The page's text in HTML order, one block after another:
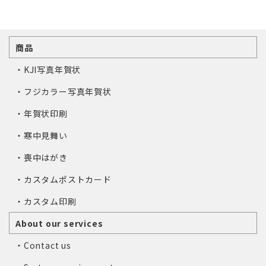
商品
・KJI写真年賀状
・フジカラー写真年賀状
・年賀状印刷
・寒中見舞い
・喪中はがき
・カスタムポストカード
・カスタム印刷
About our services
・Contact us